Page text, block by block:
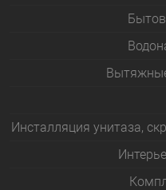
Инсталляция унитаза,